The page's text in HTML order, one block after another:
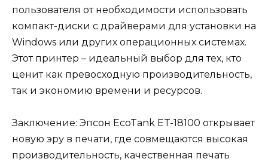
пользователя от необходимости использовать
компакт-диски с драйверами для установки на
Windows или других операционных системах.
Этот принтер – идеальный выбор для тех, кто
ценит как превосходную производительность,
так и экономию времени и ресурсов.
Заключение: Эпсон EcoTank ET-18100 открывает
новую эру в печати, где совмещаются высокая
производительность, качественная печать